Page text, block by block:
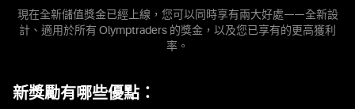
現在全新儲值獎金已經上線，您可以同時享有兩大好處——全新設
計、適用於所有 Olymptraders 的獎金，以及您已享有的更高獲利
率。
新獎勵有哪些優點：